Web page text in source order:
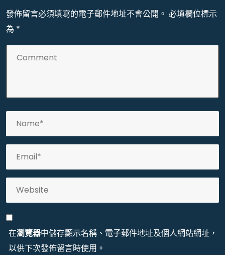
發佈留言必須填寫的電子郵件地址不會公開。 必填欄位標示
為 *
在瀏覽器中儲存顯示名稱、電子郵件地址及個人網站網址，
以供下次發佈留言時使用。